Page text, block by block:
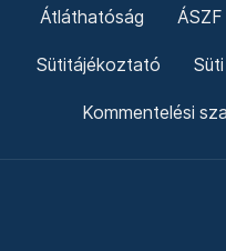
Átláthatóság ÁSZF
Sütitájékoztató
Kommentelési